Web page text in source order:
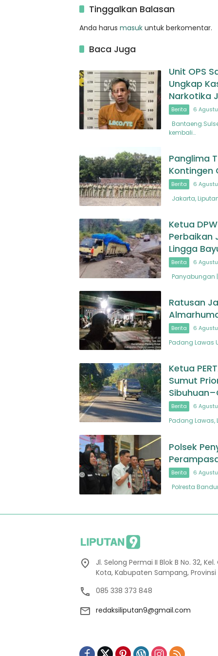
Tinggalkan Balasan
Anda harus masuk untuk berkomentar.
Baca Juga
Unit OPS
Ungkap
Narkotika
Berita 6
kembali…
Panglima
Kontingen
Berita 6
Jakarta,
Ketua
Perbaikan
Lingga
Berita 6
Panyabungan
Ratusan
Berita 6
Padang Lawas
Ketua
Sumut
Berita 6
Padang Lawas,
Polsek
Berita 6
Polresta
Jl. Selong Permai II Blok B No. 32,
Kota, Kabupaten Sampang,
085 338 373 848
redaksiliputan9@gmail.com